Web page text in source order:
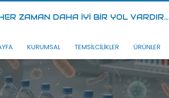
ZAMAN DAHA İYİ BİR YOL VARDIR...
KURUMSAL TEMSİLCİLİKLER ÜRÜNLER